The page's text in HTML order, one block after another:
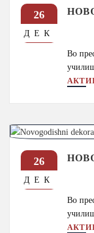
26
ДЕК
Во
26
ДЕК
Во